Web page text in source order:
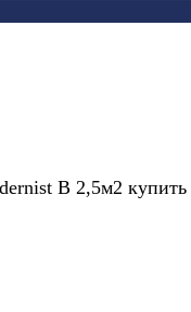
B 2,5м2 купить